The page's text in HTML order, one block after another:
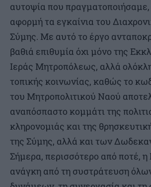
αυτοψία που πραγματοποιήσαμε,
αφορμή τα εγκαίνια του
Σύμης. Με αυτό το έργο
βαθιά επιθυμία όχι μόνο της
Ιεράς Μητροπόλεως, αλλά
τοπικής κοινωνίας, καθώς το
του Μητροπολιτικού Ναού
αναπόσπαστο κομμάτι της
κληρονομιάς και της
της Σύμης, αλλά και των
Σήμερα, περισσότερο από ποτέ, η
ανάγκη από τη συστράτευση